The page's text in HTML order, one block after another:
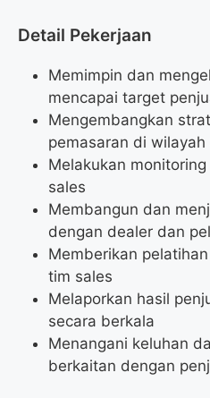
Detail Pekerjaan
Memimpin dan
mencapai target
Mengembangkan
pemasaran di wilayah
Melakukan
sales
Membangun dan
dengan dealer dan
Memberikan
tim sales
Melaporkan hasil
secara berkala
Menangani keluhan
berkaitan dengan